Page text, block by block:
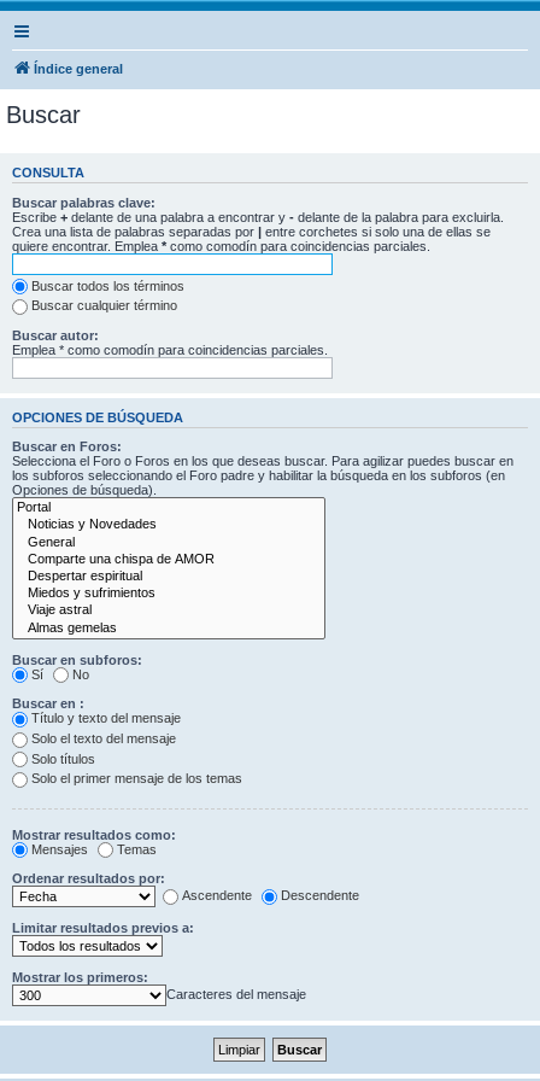
Índice general
Buscar
CONSULTA
Buscar palabras clave:
Escribe + delante de una palabra a encontrar y - delante de la palabra para excluirla.
Crea una lista de palabras separadas por | entre corchetes si solo una de ellas se
quiere encontrar. Emplea * como comodín para coincidencias parciales.
Buscar todos los términos
Buscar cualquier término
Buscar autor:
Emplea * como comodín para coincidencias parciales.
OPCIONES DE BÚSQUEDA
Buscar en Foros:
Selecciona el Foro o Foros en los que deseas buscar. Para agilizar puedes buscar en
los subforos seleccionando el Foro padre y habilitar la búsqueda en los subforos (en
Opciones de búsqueda).
Buscar en subforos:
Sí
No
Buscar en :
Título y texto del mensaje
Solo el texto del mensaje
Solo títulos
Solo el primer mensaje de los temas
Mostrar resultados como:
Mensajes
Temas
Ordenar resultados por:
Ascendente
Descendente
Limitar resultados previos a:
Mostrar los primeros:
Caracteres del mensaje